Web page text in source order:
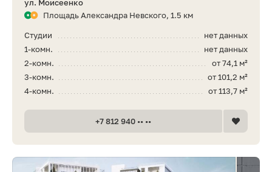
ул. Моисеенко
Площадь Александра Невского, 1.5 км
нет данных
Студии
нет данных
1-комн.
от 74,1 м²
2-комн.
от 101,2 м²
3-комн.
от 113,7 м²
4-комн.
+7 812 940 •• ••